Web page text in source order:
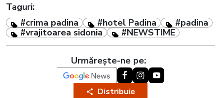
Taguri:
#crima padina
#hotel Padina
#padina
#vrajitoarea sidonia
#NEWSTIME
Urmărește-ne pe:
Distribuie